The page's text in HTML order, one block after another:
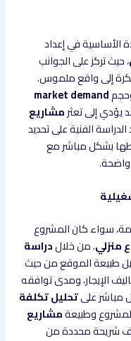
الأساسية في إعداد
، حيث تركز على الجوانب
إلى واقع ملموس.
market demand
يؤدي إلى تعثرمشاريع
الفنية على تحديد
بشكل مباشر مع
واضحة.
سواء كان المشروع
منزلي. من خلالدراسة
طبيعة الموقع من حيث
الإيجار، ومدى توافقه
مباشر علىتحليل تكلفة
وطبيعةمشاريع
شريحة محددة من